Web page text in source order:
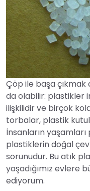
Çöp ile başa
da olabilir: plastikler
ilişkilidir ve birçok
torbalar, plastik
İnsanların
plastiklerin doğal
sorunudur. Bu atık
yaşadığımız evlere
ediyorum.